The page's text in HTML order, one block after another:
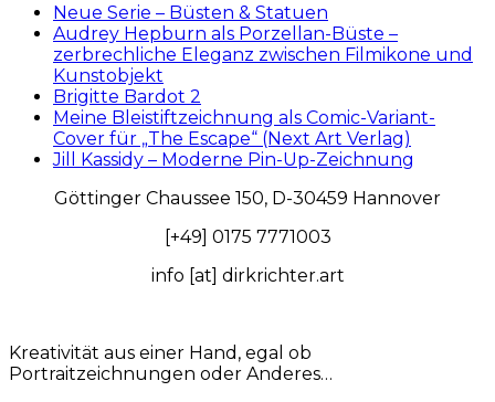
Neue Serie – Büsten & Statuen
Audrey Hepburn als Porzellan-Büste –
zerbrechliche Eleganz zwischen Filmikone und
Kunstobjekt
Brigitte Bardot 2
Meine Bleistiftzeichnung als Comic-Variant-
Cover für „The Escape“ (Next Art Verlag)
Jill Kassidy – Moderne Pin-Up-Zeichnung
Göttinger Chaussee 150, D-30459 Hannover
[+49] 0175 7771003
info [at] dirkrichter.art
Kreativität aus einer Hand, egal ob
Portraitzeichnungen oder Anderes…